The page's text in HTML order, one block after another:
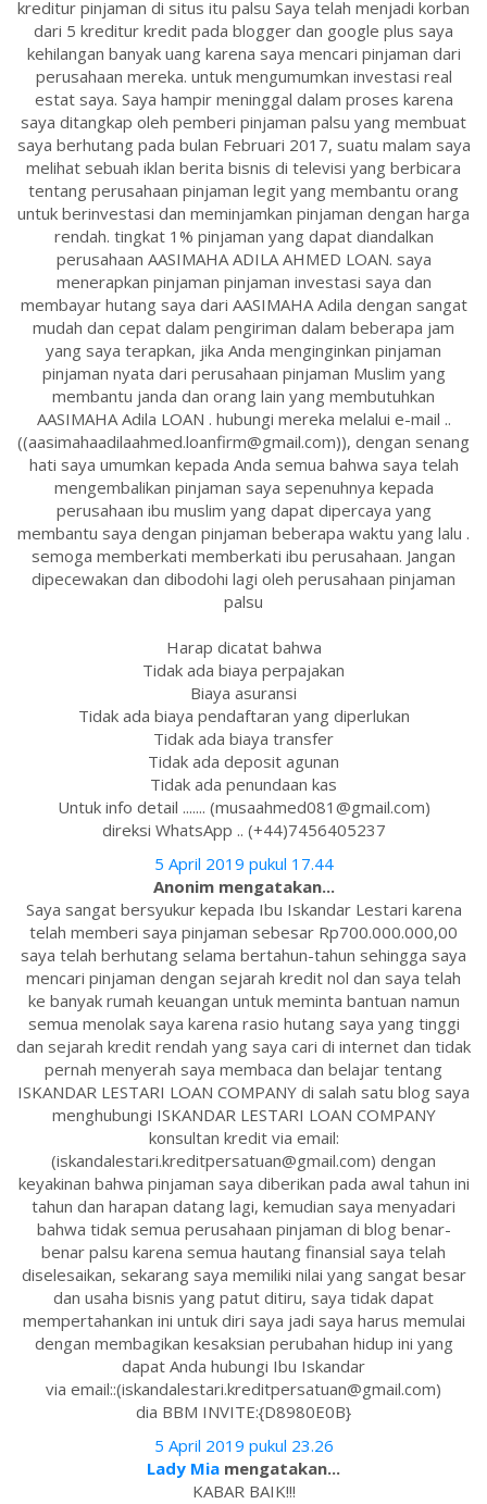
kreditur pinjaman di situs itu palsu Saya telah menjadi korban
dari 5 kreditur kredit pada blogger dan google plus saya
kehilangan banyak uang karena saya mencari pinjaman dari
perusahaan mereka. untuk mengumumkan investasi real
estat saya. Saya hampir meninggal dalam proses karena
saya ditangkap oleh pemberi pinjaman palsu yang membuat
saya berhutang pada bulan Februari 2017, suatu malam saya
melihat sebuah iklan berita bisnis di televisi yang berbicara
tentang perusahaan pinjaman legit yang membantu orang
untuk berinvestasi dan meminjamkan pinjaman dengan harga
rendah. tingkat 1% pinjaman yang dapat diandalkan
perusahaan AASIMAHA ADILA AHMED LOAN. saya
menerapkan pinjaman pinjaman investasi saya dan
membayar hutang saya dari AASIMAHA Adila dengan sangat
mudah dan cepat dalam pengiriman dalam beberapa jam
yang saya terapkan, jika Anda menginginkan pinjaman
pinjaman nyata dari perusahaan pinjaman Muslim yang
membantu janda dan orang lain yang membutuhkan
AASIMAHA Adila LOAN . hubungi mereka melalui e-mail ..
((aasimahaadilaahmed.loanfirm@gmail.com)), dengan senang
hati saya umumkan kepada Anda semua bahwa saya telah
mengembalikan pinjaman saya sepenuhnya kepada
perusahaan ibu muslim yang dapat dipercaya yang
membantu saya dengan pinjaman beberapa waktu yang lalu .
semoga memberkati memberkati ibu perusahaan. Jangan
dipecewakan dan dibodohi lagi oleh perusahaan pinjaman
palsu
Harap dicatat bahwa
Tidak ada biaya perpajakan
Biaya asuransi
Tidak ada biaya pendaftaran yang diperlukan
Tidak ada biaya transfer
Tidak ada deposit agunan
Tidak ada penundaan kas
Untuk info detail ....... (musaahmed081@gmail.com)
direksi WhatsApp .. (+44)7456405237
5 April 2019 pukul 17.44
Anonim mengatakan...
Saya sangat bersyukur kepada Ibu Iskandar Lestari karena
telah memberi saya pinjaman sebesar Rp700.000.000,00
saya telah berhutang selama bertahun-tahun sehingga saya
mencari pinjaman dengan sejarah kredit nol dan saya telah
ke banyak rumah keuangan untuk meminta bantuan namun
semua menolak saya karena rasio hutang saya yang tinggi
dan sejarah kredit rendah yang saya cari di internet dan tidak
pernah menyerah saya membaca dan belajar tentang
ISKANDAR LESTARI LOAN COMPANY di salah satu blog saya
menghubungi ISKANDAR LESTARI LOAN COMPANY
konsultan kredit via email:
(iskandalestari.kreditpersatuan@gmail.com) dengan
keyakinan bahwa pinjaman saya diberikan pada awal tahun ini
tahun dan harapan datang lagi, kemudian saya menyadari
bahwa tidak semua perusahaan pinjaman di blog benar-
benar palsu karena semua hautang finansial saya telah
diselesaikan, sekarang saya memiliki nilai yang sangat besar
dan usaha bisnis yang patut ditiru, saya tidak dapat
mempertahankan ini untuk diri saya jadi saya harus memulai
dengan membagikan kesaksian perubahan hidup ini yang
dapat Anda hubungi Ibu Iskandar
via email::(iskandalestari.kreditpersatuan@gmail.com)
dia BBM INVITE:{D8980E0B}
5 April 2019 pukul 23.26
Lady Mia mengatakan...
KABAR BAIK!!!